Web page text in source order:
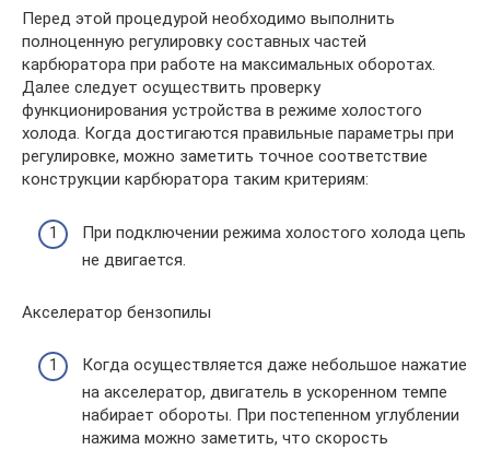
Перед этой процедурой необходимо выполнить
полноценную регулировку составных частей
карбюратора при работе на максимальных оборотах.
Далее следует осуществить проверку
функционирования устройства в режиме холостого
холода. Когда достигаются правильные параметры при
регулировке, можно заметить точное соответствие
конструкции карбюратора таким критериям:
При подключении режима холостого холода цепь
не двигается.
Акселератор бензопилы
Когда осуществляется даже небольшое нажатие
на акселератор, двигатель в ускоренном темпе
набирает обороты. При постепенном углублении
нажима можно заметить, что скорость